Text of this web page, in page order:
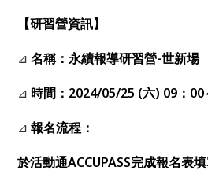
【研習營資訊】
⊿名稱：永續報導研習營-世新場
⊿ 時間：2024/05/25 (六) 09：00
⊿報名流程：
於活動通ACCUPASS完成報名表